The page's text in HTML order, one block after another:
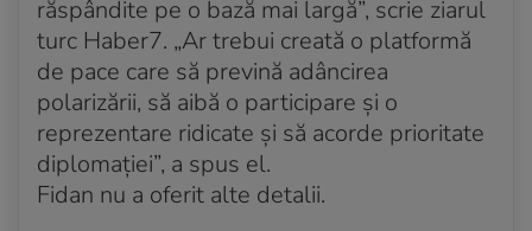
răspândite pe o bază mai largă”, scrie ziarul
turc Haber7. „Ar trebui creată o platformă
de pace care să prevină adâncirea
polarizării, să aibă o participare și o
reprezentare ridicate și să acorde prioritate
diplomației”, a spus el.
Fidan nu a oferit alte detalii.